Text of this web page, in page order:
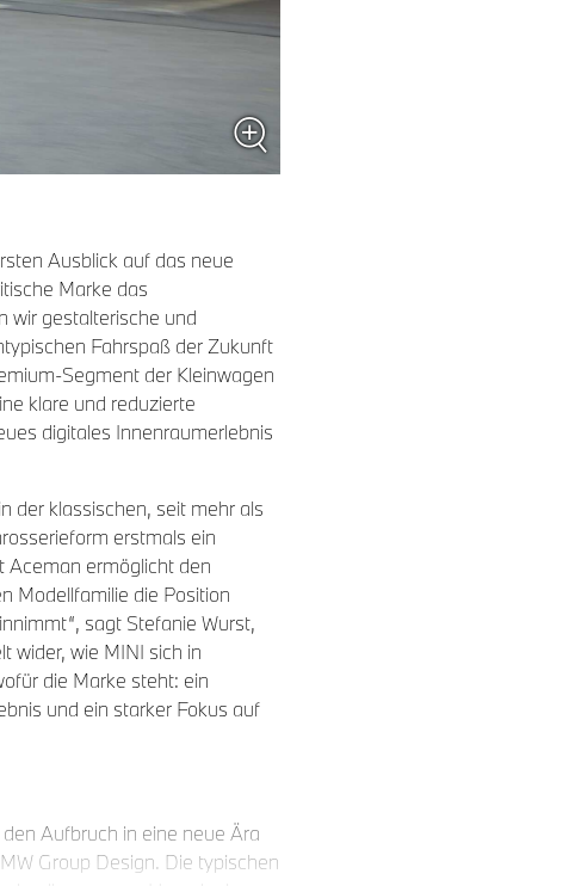
Ausblick auf das neue
Marke das
wir gestalterische und
Fahrspaß der Zukunft
Segment der Kleinwagen
klare und reduzierte
digitales Innenraumerlebnis
der klassischen, seit mehr als
erstmals ein
Aceman ermöglicht den
Modellfamilie die Position
sagt Stefanie Wurst,
wider, wie MINI sich in
die Marke steht: ein
und ein starker Fokus auf
Aufbruch in eine neue Ära
Group Design. Die typischen